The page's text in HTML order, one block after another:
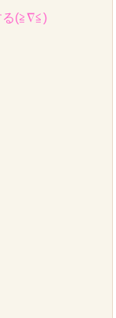
る(≧∇≦)